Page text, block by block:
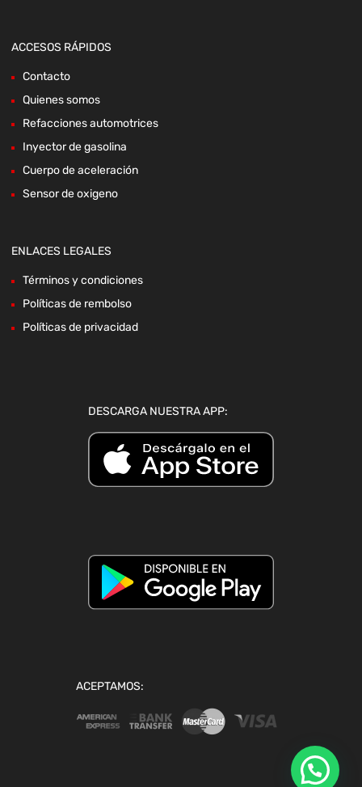
ACCESOS RÁPIDOS
Contacto
Quienes somos
Refacciones automotrices
Inyector de gasolina
Cuerpo de aceleración
Sensor de oxigeno
ENLACES LEGALES
Términos y condiciones
Políticas de rembolso
Políticas de privacidad
DESCARGA NUESTRA APP:
ACEPTAMOS: